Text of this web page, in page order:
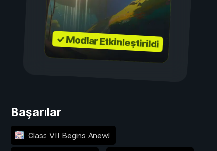
✓ Modlar Etkinleştirildi
Başarılar
Class VII Begins Anew!